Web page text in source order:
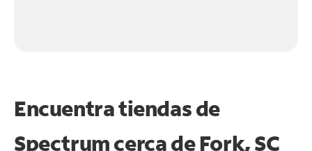
Encuentra tiendas de
Spectrum cerca deFork, SC